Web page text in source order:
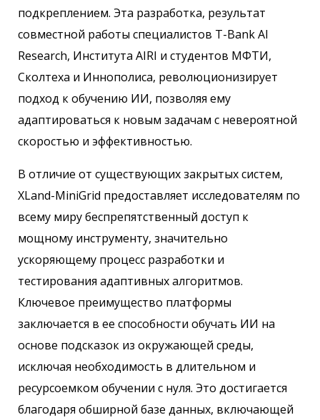
подкреплением. Эта разработка, результат
совместной работы специалистов T-Bank AI
Research, Института AIRI и студентов МФТИ,
Сколтеха и Иннополиса, революционизирует
подход к обучению ИИ, позволяя ему
адаптироваться к новым задачам с невероятной
скоростью и эффективностью.
В отличие от существующих закрытых систем,
XLand-MiniGrid предоставляет исследователям по
всему миру беспрепятственный доступ к
мощному инструменту, значительно
ускоряющему процесс разработки и
тестирования адаптивных алгоритмов.
Ключевое преимущество платформы
заключается в ее способности обучать ИИ на
основе подсказок из окружающей среды,
исключая необходимость в длительном и
ресурсоемком обучении с нуля. Это достигается
благодаря обширной базе данных, включающей